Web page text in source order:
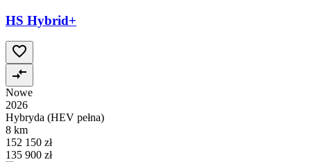
HS Hybrid+
Nowe
2026
Hybryda (HEV pełna)
8 km
152 150 zł
135 900 zł